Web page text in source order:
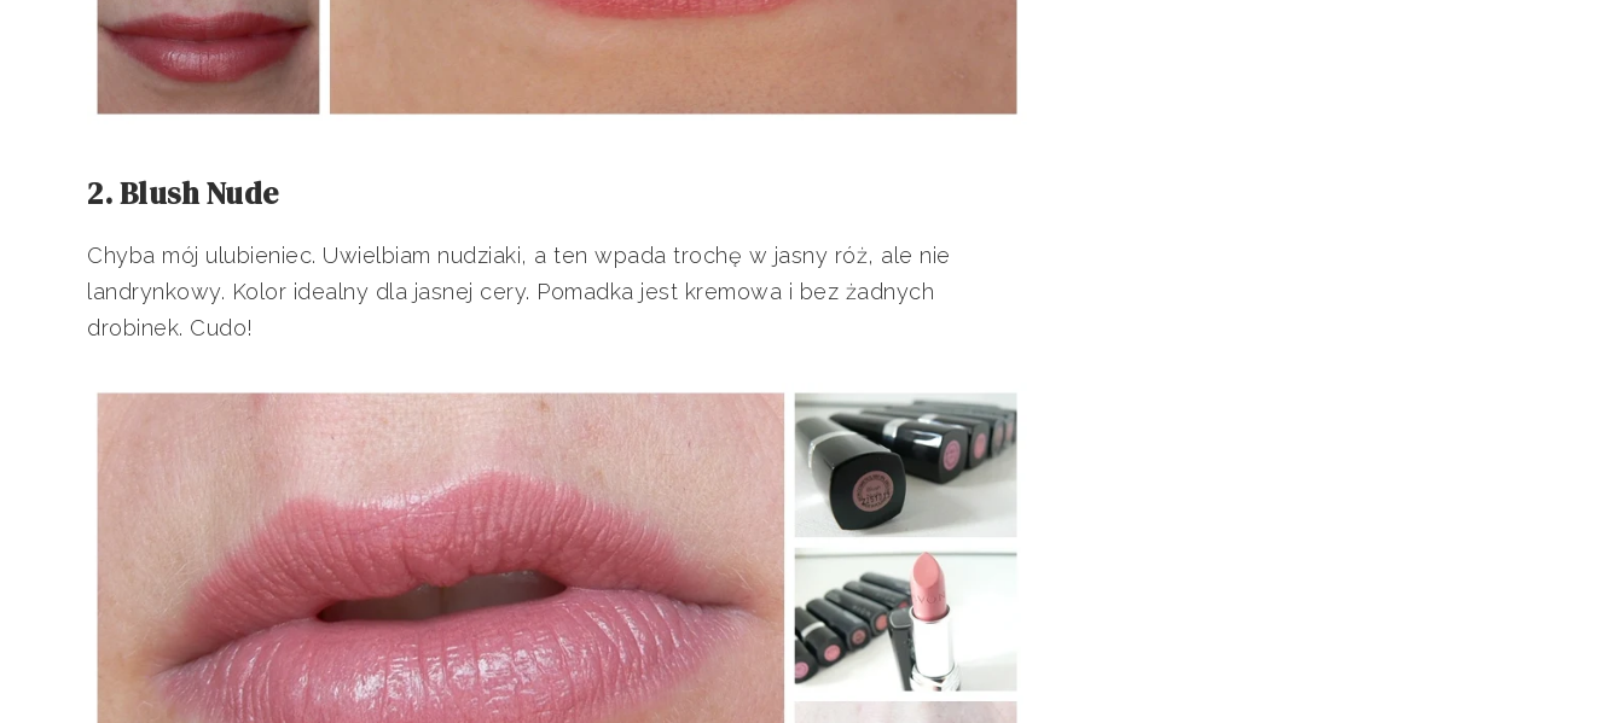
2. Blush Nude
Chyba mój ulubieniec. Uwielbiam nudziaki, a ten wpada trochę w jasny róż, ale nie
landrynkowy. Kolor idealny dla jasnej cery. Pomadka jest kremowa i bez żadnych
drobinek. Cudo!